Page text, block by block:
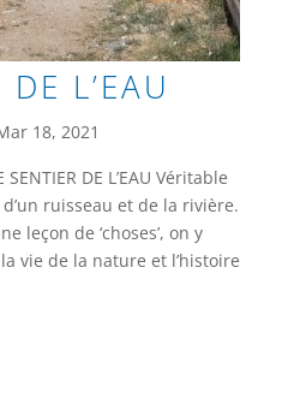
L’EAU
18, 2021
SENTIER DE L’EAU Véritable
ruisseau et de la rivière.
leçon de ‘choses’, on y
vie de la nature et l’histoire